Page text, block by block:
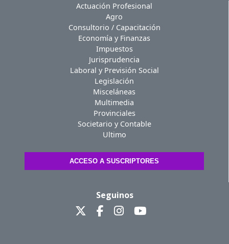
Actuación Profesional
Agro
Consultorio / Capacitación
Economía y Finanzas
Impuestos
Jurisprudencia
Laboral y Previsión Social
Legislación
Misceláneas
Multimedia
Provinciales
Societario y Contable
Ultimo
ACCESO A SUSCRIPTORES
Seguinos